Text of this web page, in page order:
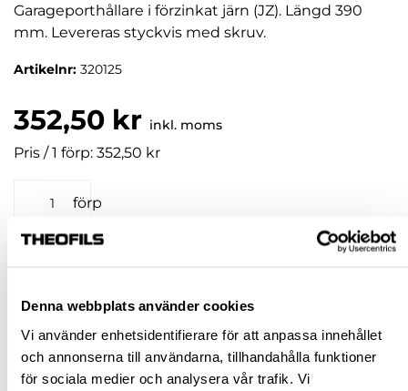
Denna webbplats använder cookies
Vi använder enhetsidentifierare för att anpassa innehållet
och annonserna till användarna, tillhandahålla funktioner
för sociala medier och analysera vår trafik. Vi
Garageporthållare i förzinkat järn (JZ). Längd 390
mm. Levereras styckvis med skruv.
Artikelnr: 320125
352,50 kr inkl. moms
Pris / 1 förp: 352,50 kr
förp
Jönköping huvudlager Tillfälligt slut i lager online
Jönköping butik Slut i lager
Malmö butik Finns i lager